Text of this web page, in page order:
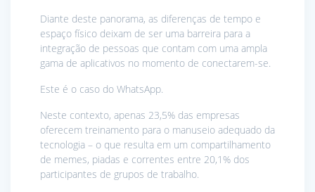
Diante deste panorama, as diferenças de tempo e
espaço físico deixam de ser uma barreira para a
integração de pessoas que contam com uma ampla
gama de aplicativos no momento de conectarem-se.
Este é o caso do WhatsApp.
Neste contexto, apenas 23,5% das empresas
oferecem treinamento para o manuseio adequado da
tecnologia – o que resulta em um compartilhamento
de memes, piadas e correntes entre 20,1% dos
participantes de grupos de trabalho.